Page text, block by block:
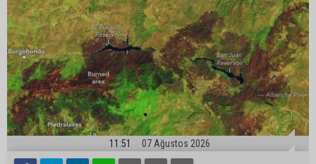
11:51 07 Ağustos 2026